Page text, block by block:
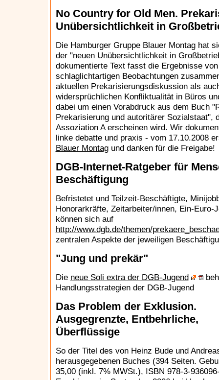
No Country for Old Men.
Unübersichtlichkeit in
Die Hamburger Gruppe Blauer Montag hat
der "neuen Unübersichtlichkeit in
dokumentierte Text fasst die Ergebnisse
schlaglichtartigen Beobachtungen
aktuellen Prekarisierungsdiskussion als
widersprüchlichen Konfliktualität in Büros
dabei um einen Vorabdruck aus dem Buch
Prekarisierung und autoritärer Sozialstaat",
Assoziation A erscheinen wird. Wir
linke debatte und praxis - vom 17.10.2008
Blauer Montagund danken für die Freigabe!
DGB-Internet-Ratgeber für
Beschäftigung
Befristetet und Teilzeit-Beschäftigte,
Honorarkräfte, Zeitarbeiter/innen, Ein-Euro-
können sich auf
http://www.dgb.de/themen/
zentralen Aspekte der jeweiligen
"Jung und prekär"
Die neue Soli extra der DGB-Jugend
Handlungsstrategien der DGB-Jugend
Das Problem der Exklusion.
Ausgegrenzte, Entbehrliche,
Überflüssige
So der Titel des von Heinz Bude und
herausgegebenen Buches (394 Seiten.
35,00 (inkl. 7% MWSt.), ISBN 978-3-